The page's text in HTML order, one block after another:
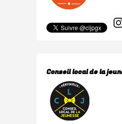
Conseil local de la